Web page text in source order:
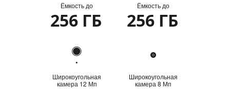
ЁмкостьЁмкость до
256 ГБ
Ёмкость до
256 ГБ
Широкоугольная
камера 12 Мп
Широкоугольная
камера 8 Мп